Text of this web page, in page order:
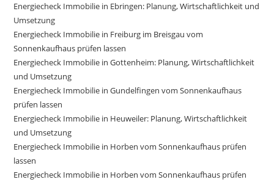
Energiecheck Immobilie in Ebringen: Planung, Wirtschaftlichkeit und
Umsetzung
Energiecheck Immobilie in Freiburg im Breisgau vom
Sonnenkaufhaus prüfen lassen
Energiecheck Immobilie in Gottenheim: Planung, Wirtschaftlichkeit
und Umsetzung
Energiecheck Immobilie in Gundelfingen vom Sonnenkaufhaus
prüfen lassen
Energiecheck Immobilie in Heuweiler: Planung, Wirtschaftlichkeit
und Umsetzung
Energiecheck Immobilie in Horben vom Sonnenkaufhaus prüfen
lassen
Energiecheck Immobilie in Horben vom Sonnenkaufhaus prüfen